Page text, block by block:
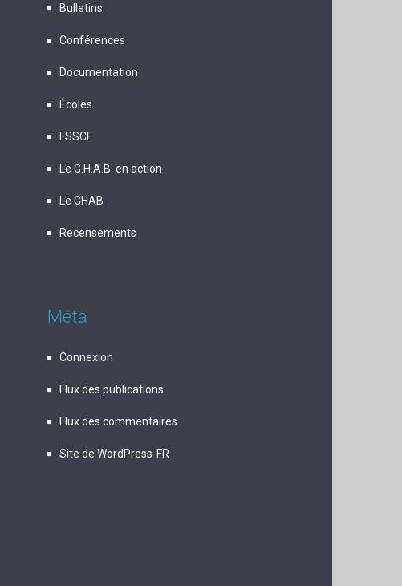
Bulletins
Conférences
Documentation
Écoles
FSSCF
Le G.H.A.B. en action
Le GHAB
Recensements
Méta
Connexion
Flux des publications
Flux des commentaires
Site de WordPress-FR